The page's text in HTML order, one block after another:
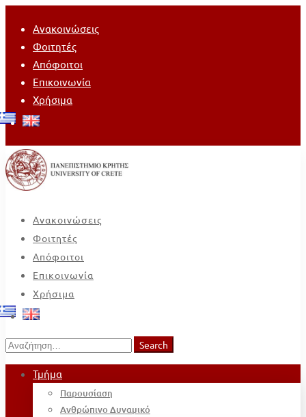
Ανακοινώσεις
Φοιτητές
Απόφοιτοι
Επικοινωνία
Χρήσιμα
Ανακοινώσεις
Φοιτητές
Απόφοιτοι
Επικοινωνία
Χρήσιμα
Search
for:
Search
Τμήμα
Παρουσίαση
Ανθρώπινο Δυναμικό